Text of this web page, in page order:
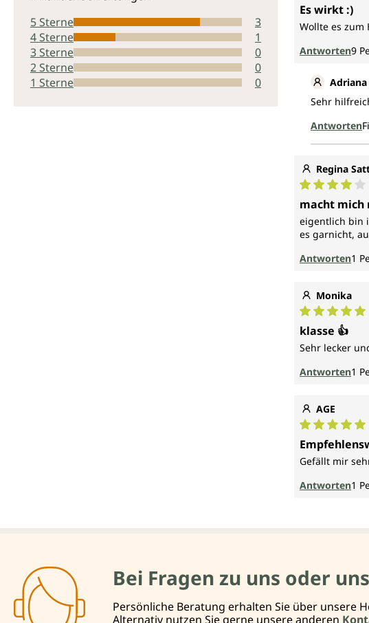
5 Sterne
3
4 Sterne
1
3 Sterne
0
2 Sterne
0
1 Sterne
0
Es wirkt :)
Wollte es
Antworten9
Adriana
Sehr
Antworten
Regina
macht mich
eigentlich bin
es garnicht,
Antworten1
Monika
klasse 👍
Sehr lecker
Antworten1
AGE
Gefällt mir
Antworten1
Bei Fragen zu uns oder
Persönliche Beratung erhalten Sie über unsere
Alternativ nutzen Sie gerne unsere anderen